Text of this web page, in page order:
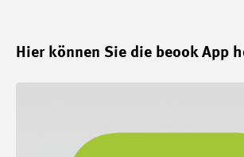
Hier können Sie die beook App